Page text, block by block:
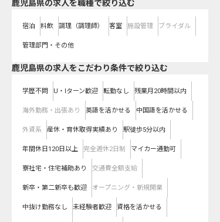
鹿児島県の求人を職種で絞り込む
宿泊 料飲 調理（調理師） 客室 施設管理 ブライダル
管理部門・その他
鹿児島県の求人をこだわり条件で絞り込む
学歴不問 U・Iターン歓迎 転勤なし 残業月20時間以内
海外勤務・出張あり 英語を活かせる 中国語を活かせる
外資系 産休・育休取得実績あり 駅徒歩5分以内
年間休日120日以上 完全週休2日制 マイカー通勤可
寮社宅・住宅補助あり 交通費全額支給
新卒・第二新卒も歓迎 オープニング・新規開業
中抜け勤務なし 未経験者歓迎 資格を活かせる